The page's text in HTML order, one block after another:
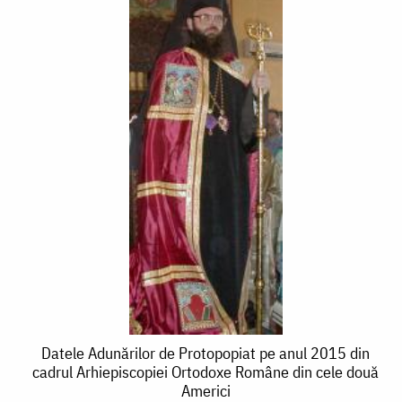
Datele
Adunărilor
Datele Adunărilor de Protopopiat pe anul 2015 din
cadrul Arhiepiscopiei Ortodoxe Române din cele două
Americi